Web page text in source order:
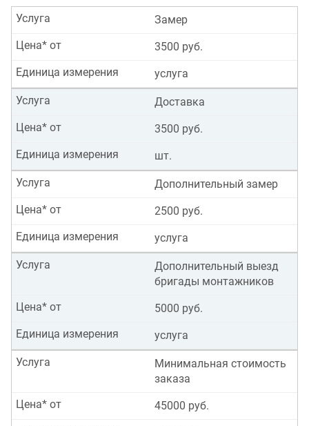
Замер
Услуга
3500 руб.
Цена* от
услуга
Единица измерения
Доставка
Услуга
3500 руб.
Цена* от
шт.
Единица измерения
Дополнительный замер
Услуга
2500 руб.
Цена* от
услуга
Единица измерения
Дополнительный выезд
бригады монтажников
Услуга
5000 руб.
Цена* от
услуга
Единица измерения
Минимальная стоимость
заказа
Услуга
45000 руб.
Цена* от